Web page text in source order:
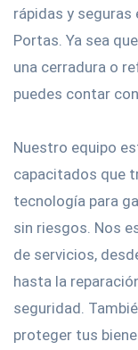
rápidas y seguras
Portas. Ya sea
una cerradura o
puedes contar
Nuestro equipo
capacitados que
tecnología para
sin riesgos. Nos
de servicios,
hasta la
seguridad.
proteger tus